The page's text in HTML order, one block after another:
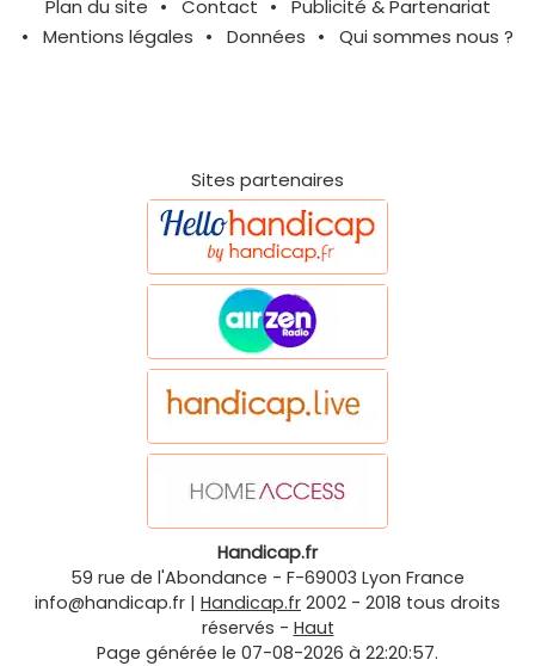
Plan du site Contact
Publicité & Partenariat
Mentions légales
Données Qui sommes nous ?
Sites partenaires
Handicap.fr
59 rue de l'Abondance - F-69003 Lyon France
info@handicap.fr | Handicap.fr 2002 - 2018 tous droits
réservés - Haut
Page générée le 07-08-2026 à 22:20:57.